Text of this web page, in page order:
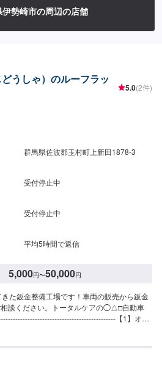
がり次第納車-----納期について-----納期は通
。(要相談)納期は前後する場合がございま
い。※代車の燃料代はお客様にご負担いただ
テモで予約しました」とお伝えください。
業時間】定休日：日曜日、祝日営業時間：
勢崎市の周辺の店舗
うしゃ）のルーフラッ
5.0(2件)
群馬県佐波郡玉村町上新田1878-3
受付停止中
受付停止中
平均5時間で返信
5,000円〜50,000円
た鈑金整備工場です！車両の販売から鈑金
談ください。トータルケアの◯△□自動車
【1】オフ
が前後する場合がございます。予め、ご了
】定休日：日曜日、祝日営業時間：